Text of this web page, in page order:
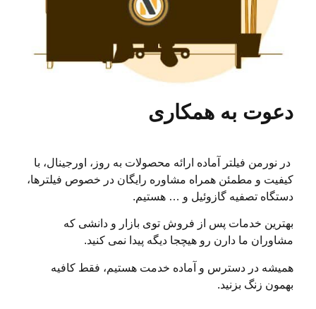
دعوت به همکاری
در نورمن فیلتر آماده ارائه محصولات به روز، اورجینال، با
کیفیت و مطمئن همراه مشاوره رایگان در خصوص فیلترها،
دستگاه تصفیه گازوئیل و … هستیم.
بهترین خدمات پس از فروش توی بازار و دانشی که
مشاوران ما دارن رو هیچجا دیگه پیدا نمی کنید.
همیشه در دسترس و آماده خدمت هستیم، فقط کافیه
بهمون زنگ بزنید.